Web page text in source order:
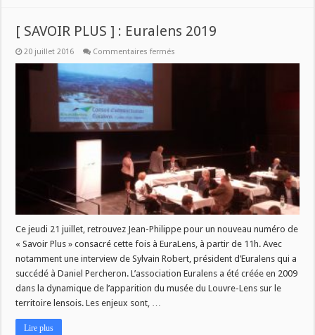
[ SAVOIR PLUS ] : Euralens 2019
20 juillet 2016 Commentaires fermés
Ce jeudi 21 juillet, retrouvez Jean-Philippe pour un nouveau numéro de
« Savoir Plus » consacré cette fois à EuraLens, à partir de 11h. Avec
notamment une interview de Sylvain Robert, président d’Euralens qui a
succédé à Daniel Percheron. L’association Euralens a été créée en 2009
dans la dynamique de l’apparition du musée du Louvre-Lens sur le
territoire lensois. Les enjeux sont, …
Lire plus